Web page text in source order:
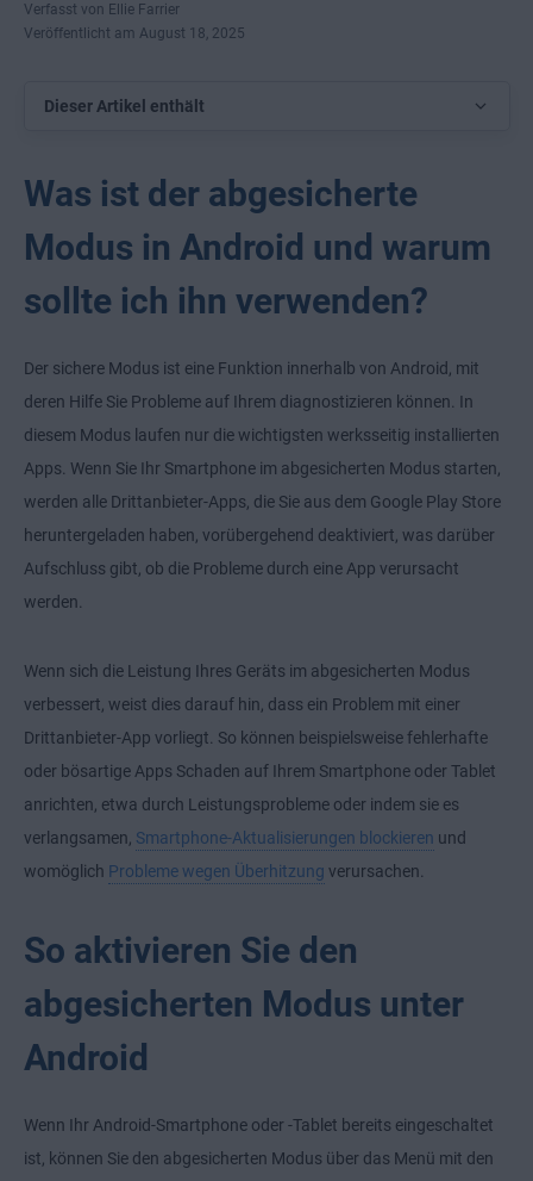
Verfasst von Ellie Farrier
Veröffentlicht am August 18, 2025
Dieser Artikel enthält
Was ist der abgesicherte
Modus in Android und warum
sollte ich ihn verwenden?
Der sichere Modus ist eine Funktion innerhalb von Android, mit
deren Hilfe Sie Probleme auf Ihrem diagnostizieren können. In
diesem Modus laufen nur die wichtigsten werksseitig installierten
Apps. Wenn Sie Ihr Smartphone im abgesicherten Modus starten,
werden alle Drittanbieter-Apps, die Sie aus dem Google Play Store
heruntergeladen haben, vorübergehend deaktiviert, was darüber
Aufschluss gibt, ob die Probleme durch eine App verursacht
werden.
Wenn sich die Leistung Ihres Geräts im abgesicherten Modus
verbessert, weist dies darauf hin, dass ein Problem mit einer
Drittanbieter-App vorliegt. So können beispielsweise fehlerhafte
oder bösartige Apps Schaden auf Ihrem Smartphone oder Tablet
anrichten, etwa durch Leistungsprobleme oder indem sie es
verlangsamen, Smartphone-Aktualisierungen blockieren und
womöglich Probleme wegen Überhitzung verursachen.
So aktivieren Sie den
abgesicherten Modus unter
Android
Wenn Ihr Android-Smartphone oder -Tablet bereits eingeschaltet
ist, können Sie den abgesicherten Modus über das Menü mit den